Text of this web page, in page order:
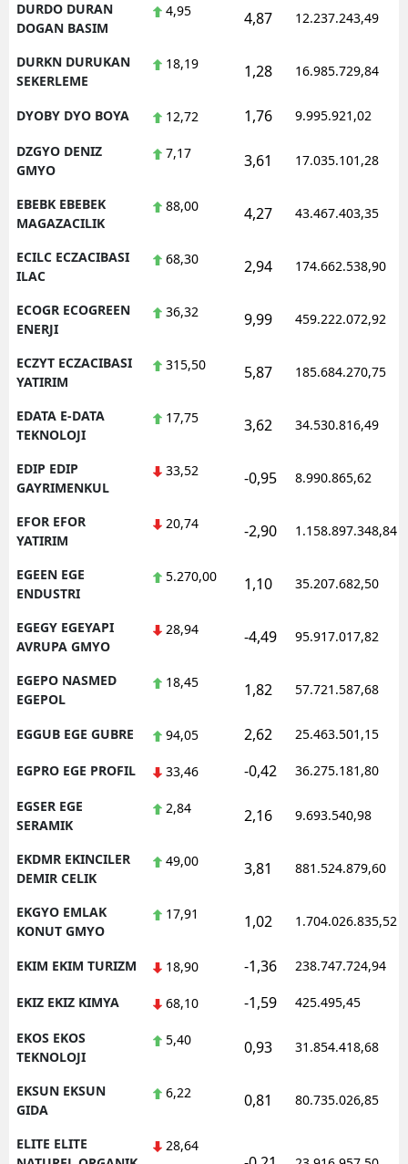
DURDO DURAN
DOGAN BASIM
4,95 4,87 12.237.243,49
DURKN DURUKAN
SEKERLEME
18,19 1,28 16.985.729,84
DYOBY DYO BOYA 12,72 1,76 9.995.921,02
DZGYO DENIZ
GMYO
7,17 3,61 17.035.101,28
EBEBK EBEBEK
MAGAZACILIK
88,00 4,27 43.467.403,35
ECILC ECZACIBASI
ILAC
68,30 2,94 174.662.538,90
ECOGR ECOGREEN
ENERJI
36,32 9,99 459.222.072,92
ECZYT ECZACIBASI
YATIRIM
315,50 5,87 185.684.270,75
EDATA E-DATA
TEKNOLOJI
17,75 3,62 34.530.816,49
EDIP EDIP
GAYRIMENKUL
33,52 -0,95 8.990.865,62
EFOR EFOR
YATIRIM
20,74 -2,90 1.158.897.348,84
EGEEN EGE
ENDUSTRI
5.270,00 1,10 35.207.682,50
EGEGY EGEYAPI
AVRUPA GMYO
28,94 -4,49 95.917.017,82
EGEPO NASMED
EGEPOL
18,45 1,82 57.721.587,68
EGGUB EGE GUBRE 94,05 2,62 25.463.501,15
EGPRO EGE PROFIL 33,46 -0,42 36.275.181,80
EGSER EGE
SERAMIK
2,84 2,16 9.693.540,98
EKDMR EKINCILER
DEMIR CELIK
49,00 3,81 881.524.879,60
EKGYO EMLAK
KONUT GMYO
17,91 1,02 1.704.026.835,52
EKIM EKIM TURIZM 18,90 -1,36 238.747.724,94
EKIZ EKIZ KIMYA 68,10 -1,59 425.495,45
EKOS EKOS
TEKNOLOJI
5,40 0,93 31.854.418,68
EKSUN EKSUN
GIDA
6,22 0,81 80.735.026,85
ELITE ELITE
28,64